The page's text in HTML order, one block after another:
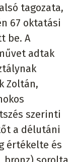
tagozata,
67 oktatási
be. A
adtak
Zoltán,
szerinti
a délutáni
értékelte és